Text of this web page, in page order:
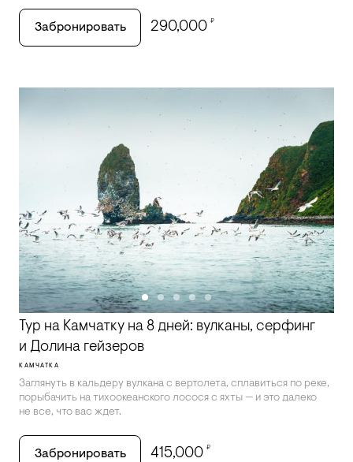
Забронировать 290,000 ₽
Тур на Камчатку на 8 дней: вулканы, серфинг
и Долина гейзеров
КАМЧАТКА
Заглянуть в кальдеру вулкана с вертолета, сплавиться по реке,
порыбачить на тихоокеанского лосося с яхты — и это далеко
не все, что вас ждет.
Забронировать 415,000 ₽